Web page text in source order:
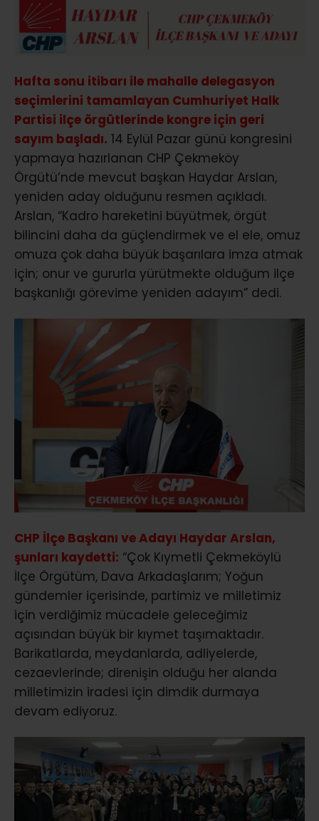
Hafta sonu itibarı ile mahalle delegasyon
seçimlerini tamamlayan Cumhuriyet Halk
Partisi ilçe örgütlerinde kongre için geri
sayım başladı. 14 Eylül Pazar günü kongresini
yapmaya hazırlanan CHP Çekmeköy
Örgütü’nde mevcut başkan Haydar Arslan,
yeniden aday olduğunu resmen açıkladı.
Arslan, “Kadro hareketini büyütmek, örgüt
bilincini daha da güçlendirmek ve el ele, omuz
omuza çok daha büyük başarılara imza atmak
için; onur ve gururla yürütmekte olduğum ilçe
başkanlığı görevime yeniden adayım” dedi.
CHP İlçe Başkanı ve Adayı Haydar Arslan,
şunları kaydetti: “Çok Kıymetli Çekmeköylü
İlçe Örgütüm, Dava Arkadaşlarım; Yoğun
gündemler içerisinde, partimiz ve milletimiz
için verdiğimiz mücadele geleceğimiz
açısından büyük bir kıymet taşımaktadır.
Barikatlarda, meydanlarda, adliyelerde,
cezaevlerinde; direnişin olduğu her alanda
milletimizin iradesi için dimdik durmaya
devam ediyoruz.